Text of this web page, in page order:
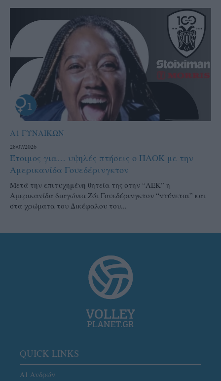
Α1 ΓΥΝΑΙΚΩΝ
28/07/2026
Έτοιμος για… υψηλές πτήσεις ο ΠΑΟΚ με την
Αμερικανίδα Γουεδέρινγκτον
Μετά την επιτυχημένη θητεία της στην “ΑΕΚ” η
Αμερικανίδα διαγώνια Ζόι Γουεδέρινγκτον “ντύνεται” και
στα χρώματα του Δικέφαλου του...
QUICK LINKS
Α1 Ανδρών